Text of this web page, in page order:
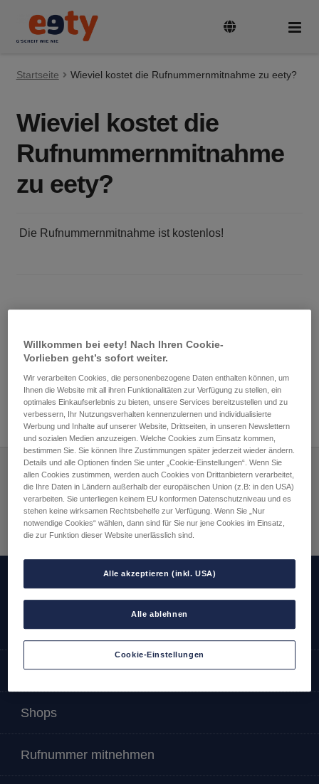
Zur
Navigation
Zum
Inhalt
Tarife & Geräte
Guthaben aufladen
SIM-Karte aktivieren und registrieren
Startseite Wieviel kostet die Rufnummernmitnahme zu eety?
Wieviel kostet die
Rufnummernmitnahme
zu eety?
Die Rufnummernmitnahme ist kostenlos!
Beitrag:
Vertragszusammenfassung
(VZF)?
Beitrag:
Zahlungsarten:
Versandpartner:
SIM-Karte aktivieren
Shops
Rufnummer mitnehmen
Willkommen bei eety! Nach Ihren Cookie-
Vorlieben geht’s sofort weiter.
Wir verarbeiten Cookies, die personenbezogene Daten enthalten können, um
Ihnen die Website mit all ihren Funktionalitäten zur Verfügung zu stellen, ein
optimales Einkaufserlebnis zu bieten, unsere Services bereitzustellen und zu
verbessern, Ihr Nutzungsverhalten kennenzulernen und individualisierte
Werbung und Inhalte auf unserer Website, Drittseiten, in unseren Newslettern
und sozialen Medien anzuzeigen. Welche Cookies zum Einsatz kommen,
bestimmen Sie. Sie können Ihre Zustimmungen später jederzeit wieder ändern.
Details und alle Optionen finden Sie unter „Cookie-Einstellungen“. Wenn Sie
allen Cookies zustimmen, werden auch Cookies von Drittanbietern verarbeitet,
die Ihre Daten in Ländern außerhalb der europäischen Union (z.B: in den USA)
verarbeiten. Sie unterliegen keinem EU konformen Datenschutzniveau und es
stehen keine wirksamen Rechtsbehelfe zur Verfügung. Wenn Sie „Nur
notwendige Cookies“ wählen, dann sind für Sie nur jene Cookies im Einsatz,
die zur Funktion dieser Website unerlässlich sind.
Alle ablehnen
Alle akzeptieren (inkl. USA)
Cookie-Einstellungen